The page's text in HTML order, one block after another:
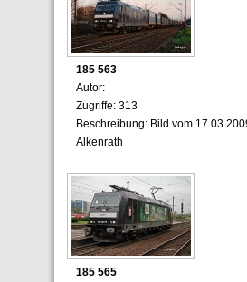
185 563
Autor:
Zugriffe: 313
Beschreibung: Bild vom
Alkenrath
185 565